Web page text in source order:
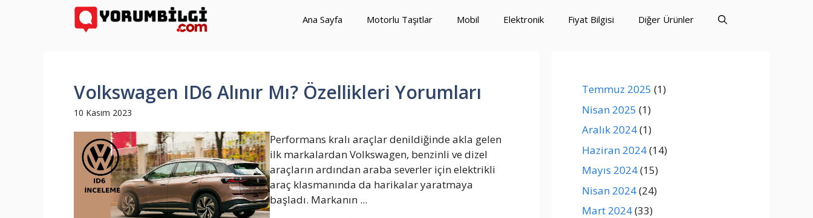
Ana Sayfa Motorlu Taşıtlar Mobil Elektronik Fiyat Bilgisi Diğer Ürünler
Volkswagen ID6 Alınır Mı? Özellikleri Yorumları
10 Kasım 2023
Performans kralı araçlar denildiğinde akla gelen
ilk markalardan Volkswagen, benzinli ve dizel
araçların ardından araba severler için elektrikli
araç klasmanında da harikalar yaratmaya
başladı. Markanın ...
Temmuz 2025 (1)
Nisan 2025 (1)
Aralık 2024(1)
Haziran 2024(14)
Mayıs 2024(15)
Nisan 2024(24)
Mart 2024(33)